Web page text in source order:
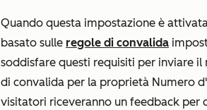
Quando questa impostazione è
basato sulle regole di convalida
soddisfare questi requisiti per inviare
di convalida per la proprietà Numero
visitatori riceveranno un feedback per